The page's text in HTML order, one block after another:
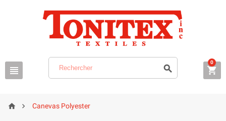
  
0
  Canevas Polyester